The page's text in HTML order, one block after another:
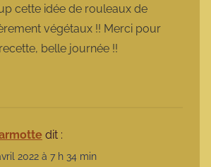
cette idée de rouleaux de
végétaux !! Merci pour
belle journée !!
dit :
2022 à 7 h 34 min